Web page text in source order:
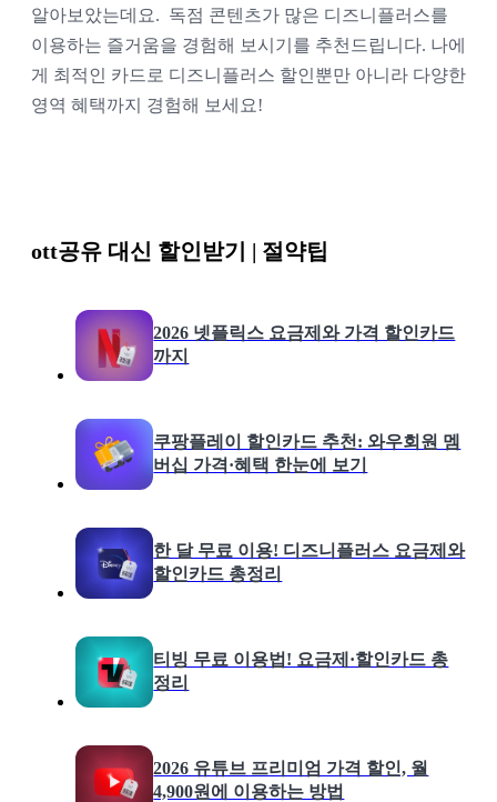
알아보았는데요.  독점 콘텐츠가 많은 디즈니플러스를
이용하는 즐거움을 경험해 보시기를 추천드립니다. 나에
게 최적인 카드로 디즈니플러스 할인뿐만 아니라 다양한
영역 혜택까지 경험해 보세요!
ott공유 대신 할인받기 | 절약팁
2026 넷플릭스 요금제와 가격 할인카드
까지
쿠팡플레이 할인카드 추천: 와우회원 멤
버십 가격·혜택 한눈에 보기
한 달 무료 이용! 디즈니플러스 요금제와
할인카드 총정리
티빙 무료 이용법! 요금제·할인카드 총
정리
2026 유튜브 프리미엄 가격 할인, 월
4,900원에 이용하는 방법